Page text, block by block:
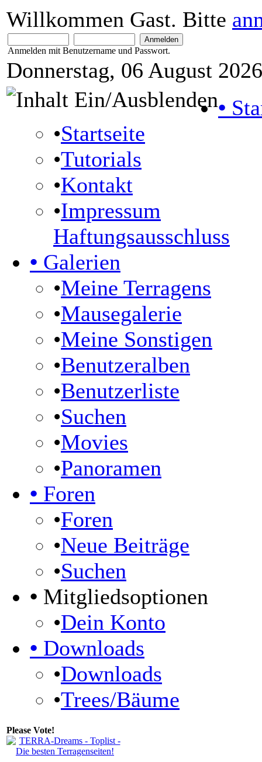
Willkommen Gast. Bitte
Anmelden mit Benutzername und Passwort.
Donnerstag, 06 August
•
•Startseite
•Tutorials
•Kontakt
•Impressum
Haftungsausschluss
• Galerien
•Meine Terragens
•Mausegalerie
•Meine Sonstigen
•Benutzeralben
•Benutzerliste
•Suchen
•Movies
•Panoramen
• Foren
•Foren
•Neue Beiträge
•Suchen
• Mitgliedsoptionen
•Dein Konto
• Downloads
•Downloads
•Trees/Bäume
Please Vote!